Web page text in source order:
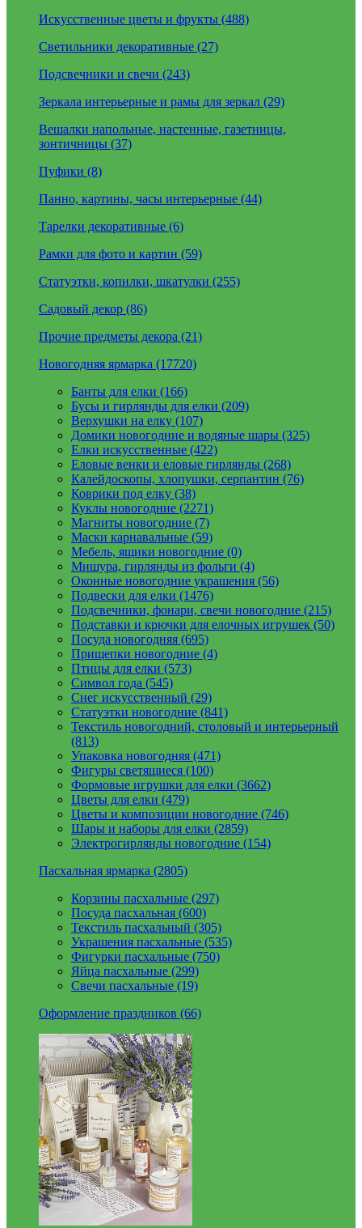
Искусственные цветы и фрукты (488)
Светильники декоративные (27)
Подсвечники и свечи (243)
Зеркала интерьерные и рамы для зеркал (29)
Вешалки напольные, настенные, газетницы,
зонтичницы (37)
Пуфики (8)
Панно, картины, часы интерьерные (44)
Тарелки декоративные (6)
Рамки для фото и картин (59)
Статуэтки, копилки, шкатулки (255)
Садовый декор (86)
Прочие предметы декора (21)
Новогодняя ярмарка (17720)
Банты для елки (166)
Бусы и гирлянды для елки (209)
Верхушки на елку (107)
Домики новогодние и водяные шары (325)
Елки искусственные (422)
Еловые венки и еловые гирлянды (268)
Калейдоскопы, хлопушки, серпантин (76)
Коврики под елку (38)
Куклы новогодние (2271)
Магниты новогодние (7)
Маски карнавальные (59)
Мебель, ящики новогодние (0)
Мишура, гирлянды из фольги (4)
Оконные новогодние украшения (56)
Подвески для елки (1476)
Подсвечники, фонари, свечи новогодние (215)
Подставки и крючки для елочных игрушек (50)
Посуда новогодняя (695)
Прищепки новогодние (4)
Птицы для елки (573)
Символ года (545)
Снег искусственный (29)
Статуэтки новогодние (841)
Текстиль новогодний, столовый и интерьерный
(813)
Упаковка новогодняя (471)
Фигуры светящиеся (100)
Формовые игрушки для елки (3662)
Цветы для елки (479)
Цветы и композиции новогодние (746)
Шары и наборы для елки (2859)
Электрогирлянды новогодние (154)
Пасхальная ярмарка (2805)
Корзины пасхальные (297)
Посуда пасхальная (600)
Текстиль пасхальный (305)
Украшения пасхальные (535)
Фигурки пасхальные (750)
Яйца пасхальные (299)
Свечи пасхальные (19)
Оформление праздников (66)